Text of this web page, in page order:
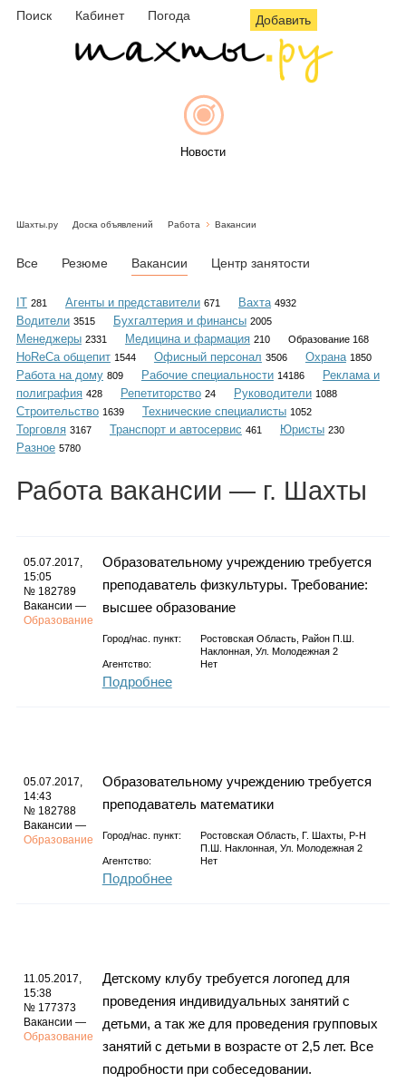
Поиск Кабинет Погода Добавить
Новости
Объявления
Каталог
Инфо
Гороскоп
Карты
Шахты.ру Доска объявлений Работа Вакансии
Все Резюме Вакансии Центр занятости
IT 281 Агенты и представители 671 Вахта 4932
Водители 3515 Бухгалтерия и финансы 2005
Менеджеры 2331 Медицина и фармация 210 Образование 168
HoReCa общепит 1544 Офисный персонал 3506 Охрана 1850
Работа на дому 809 Рабочие специальности 14186
Реклама и
полиграфия 428 Репетиторство 24 Руководители 1088
Строительство 1639 Технические специалисты 1052
Торговля 3167 Транспорт и автосервис 461 Юристы 230
Разное 5780
Работа вакансии — г. Шахты
05.07.2017,
15:05
№ 182789
Вакансии —
Образование
Образовательному учреждению требуется
преподаватель физкультуры. Требование:
высшее образование
Город/нас. пункт:
Ростовская Область, Район П.ш.
Наклонная, Ул. Молодежная 2
Агентство:
Нет
Подробнее
05.07.2017,
14:43
№ 182788
Вакансии —
Образование
Образовательному учреждению требуется
преподаватель математики
Город/нас. пункт:
Ростовская Область, Г. Шахты, Р-Н
П.ш. Наклонная, Ул. Молодежная 2
Агентство:
Нет
Подробнее
11.05.2017,
15:38
№ 177373
Вакансии —
Образование
Детскому клубу требуется логопед для
проведения индивидуальных занятий с
детьми, а так же для проведения групповых
занятий с детьми в возрасте от 2,5 лет. Все
подробности при собеседовании.